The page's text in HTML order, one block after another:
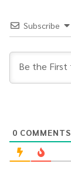
Subscribe
0 COMMENTS